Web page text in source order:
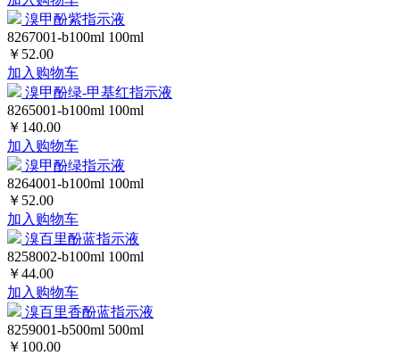
溴甲酚紫指示液
8267001-b100ml 100ml
￥52.00
加入购物车
溴甲酚绿-甲基红指示液
8265001-b100ml 100ml
￥140.00
加入购物车
溴甲酚绿指示液
8264001-b100ml 100ml
￥52.00
加入购物车
溴百里酚蓝指示液
8258002-b100ml 100ml
￥44.00
加入购物车
溴百里香酚蓝指示液
8259001-b500ml 500ml
￥100.00